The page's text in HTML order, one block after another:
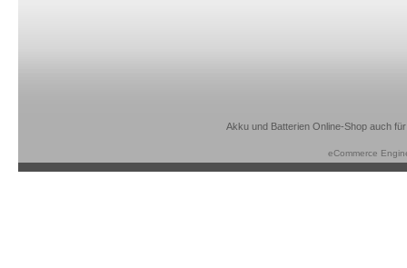
Akku und Batterien Online-Shop auch
eCommerce